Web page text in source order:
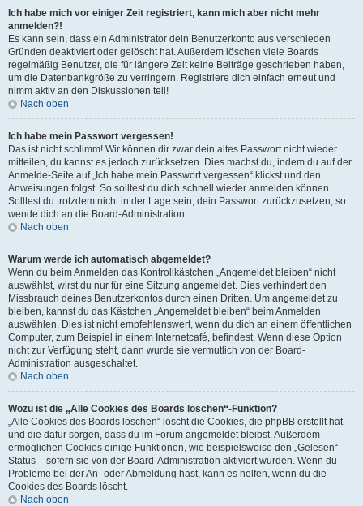
Ich habe mich vor einiger Zeit registriert, kann mich aber nicht mehr
anmelden?!
Es kann sein, dass ein Administrator dein Benutzerkonto aus verschieden
Gründen deaktiviert oder gelöscht hat. Außerdem löschen viele Boards
regelmäßig Benutzer, die für längere Zeit keine Beiträge geschrieben haben,
um die Datenbankgröße zu verringern. Registriere dich einfach erneut und
nimm aktiv an den Diskussionen teil!
Nach oben
Ich habe mein Passwort vergessen!
Das ist nicht schlimm! Wir können dir zwar dein altes Passwort nicht wieder
mitteilen, du kannst es jedoch zurücksetzen. Dies machst du, indem du auf der
Anmelde-Seite auf „Ich habe mein Passwort vergessen“ klickst und den
Anweisungen folgst. So solltest du dich schnell wieder anmelden können.
Solltest du trotzdem nicht in der Lage sein, dein Passwort zurückzusetzen, so
wende dich an die Board-Administration.
Nach oben
Warum werde ich automatisch abgemeldet?
Wenn du beim Anmelden das Kontrollkästchen „Angemeldet bleiben“ nicht
auswählst, wirst du nur für eine Sitzung angemeldet. Dies verhindert den
Missbrauch deines Benutzerkontos durch einen Dritten. Um angemeldet zu
bleiben, kannst du das Kästchen „Angemeldet bleiben“ beim Anmelden
auswählen. Dies ist nicht empfehlenswert, wenn du dich an einem öffentlichen
Computer, zum Beispiel in einem Internetcafé, befindest. Wenn diese Option
nicht zur Verfügung steht, dann wurde sie vermutlich von der Board-
Administration ausgeschaltet.
Nach oben
Wozu ist die „Alle Cookies des Boards löschen“-Funktion?
„Alle Cookies des Boards löschen“ löscht die Cookies, die phpBB erstellt hat
und die dafür sorgen, dass du im Forum angemeldet bleibst. Außerdem
ermöglichen Cookies einige Funktionen, wie beispielsweise den „Gelesen“-
Status – sofern sie von der Board-Administration aktiviert wurden. Wenn du
Probleme bei der An- oder Abmeldung hast, kann es helfen, wenn du die
Cookies des Boards löscht.
Nach oben